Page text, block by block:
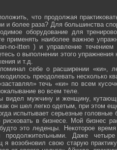
что продолжая
и более раза? Для большинства
оборудование для
применять наиболее важное
­no-­itten ) и управление
о выполнении этого упражнения
и т.д.
себе о расширении «ки»,
преодолевать несколько
течь «ки» по всем
во всем теле.
видел мужчину и женщину,
он шел легко одетым, при этом
испытывает серьезные
в бизнесе. Мой бизнес
это леденцы. Некоторое
продолжительными. Даже
возобновил свою старую